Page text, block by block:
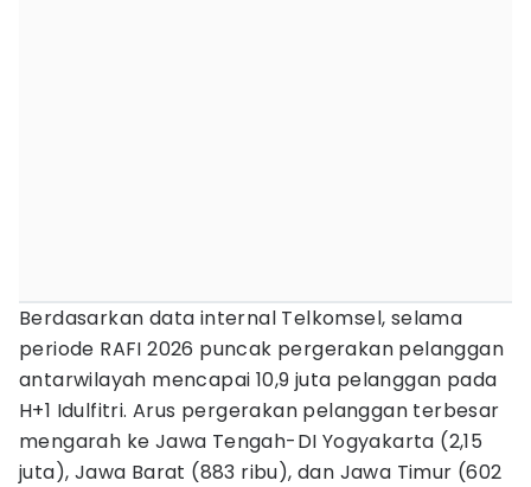
Berdasarkan data internal Telkomsel, selama
periode RAFI 2026 puncak pergerakan pelanggan
antarwilayah mencapai 10,9 juta pelanggan pada
H+1 Idulfitri. Arus pergerakan pelanggan terbesar
mengarah ke Jawa Tengah-DI Yogyakarta (2,15
juta), Jawa Barat (883 ribu), dan Jawa Timur (602